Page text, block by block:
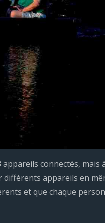
connectés, mais
différents appareils en
et que chaque